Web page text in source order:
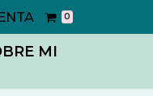
0
MI